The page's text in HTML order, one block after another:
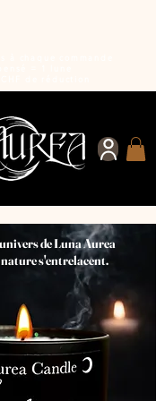
de Luna Aurea
s'entrelacent.